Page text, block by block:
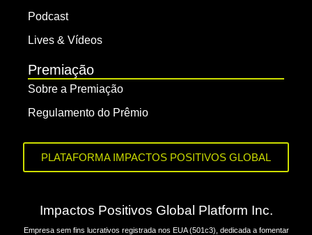
Podcast
Lives & Vídeos
Premiação
Sobre a Premiação
Regulamento do Prêmio
PLATAFORMA IMPACTOS POSITIVOS GLOBAL
Impactos Positivos Global Platform Inc.
Empresa sem fins lucrativos registrada nos EUA (501c3), dedicada a fomentar